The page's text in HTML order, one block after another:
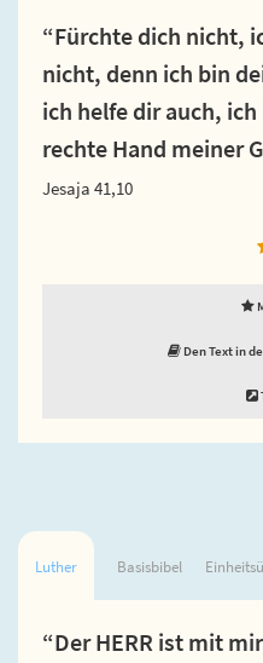
“Fürchte dich nicht,
nicht, denn ich bin
ich helfe dir auch,
rechte Hand meiner
Jesaja 41,10
Den Text in
Luther Basisbibel
“Der HERR ist mit